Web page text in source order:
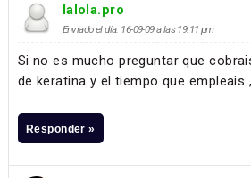
lalola.pro
Enviado el día: 16-09-09 a las 19:11 pm
Si no es mucho preguntar que
de keratina y el tiempo que empleais
Responder »